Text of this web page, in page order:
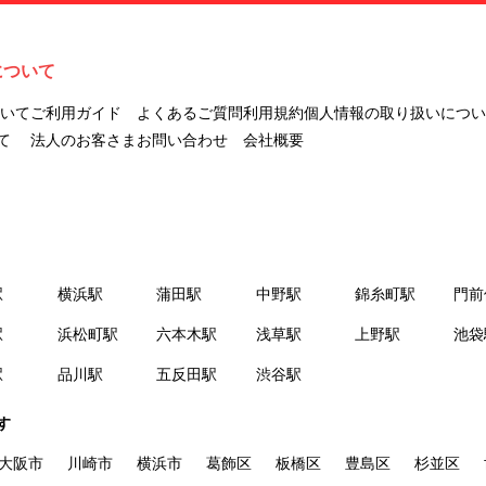
３.「本サイト」とは、当社が運営する本サービスに関するウェブサイ
トを意味します。
４.「物件」とは、本サイトに掲載された賃貸物件を意味します。
す。
７.「本会員制度」とは、会員による本サービスの利用の促進を目的と
８.「本規約等」とは、本規約、マイナビLIVINGご契約にあたり取得す
ョン注文書を意味します。
９.「契約期間開始日」とは、定期建物賃貸借契約（以下「賃貸借契
いて
てご利用ガイド
法人のお客さま
よくあるご質問
お問い合わせ
利用規約
会社概要
個人情報の取り扱いにつ
横浜駅 蒲田駅 中野駅 錦糸町駅 門
浜松町駅 六本木駅 浅草駅 上野駅 池
品川駅 五反田駅 渋谷駅
阪市 川崎市 横浜市 葛飾区 板橋区 豊島区 杉並区